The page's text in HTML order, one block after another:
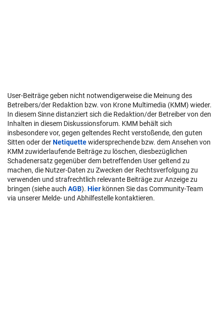
User-Beiträge geben nicht notwendigerweise die Meinung des
Betreibers/der Redaktion bzw. von Krone Multimedia (KMM) wieder.
In diesem Sinne distanziert sich die Redaktion/der Betreiber von den
Inhalten in diesem Diskussionsforum. KMM behält sich
insbesondere vor, gegen geltendes Recht verstoßende, den guten
Sitten oder derNetiquettewidersprechende bzw. dem Ansehen von
KMM zuwiderlaufende Beiträge zu löschen, diesbezüglichen
Schadenersatz gegenüber dem betreffenden User geltend zu
machen, die Nutzer-Daten zu Zwecken der Rechtsverfolgung zu
verwenden und strafrechtlich relevante Beiträge zur Anzeige zu
bringen (siehe auch AGB). Hier können Sie das Community-Team
via unserer Melde- und Abhilfestelle kontaktieren.